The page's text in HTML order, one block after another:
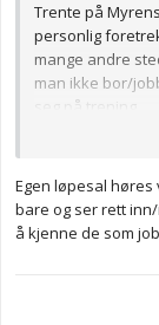
Trente på
personlig
mange andre
man ikke bor/
seg på trening.
Egen løpesal høres
bare og ser rett
å kjenne de som